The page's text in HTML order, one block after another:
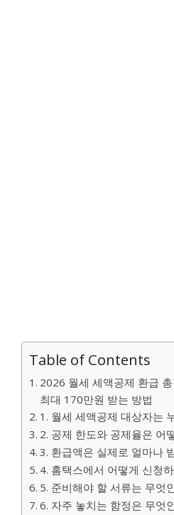
Table of Contents
2026 월세 세액공제 환급
최대 170만원 받는 방법
1. 월세 세액공제 대상자는
2. 공제 한도와 공제율은 어
3. 환급액은 실제로 얼마나
4. 홈택스에서 어떻게 신청
5. 준비해야 할 서류는 무엇
6. 자주 놓치는 함정은 무엇